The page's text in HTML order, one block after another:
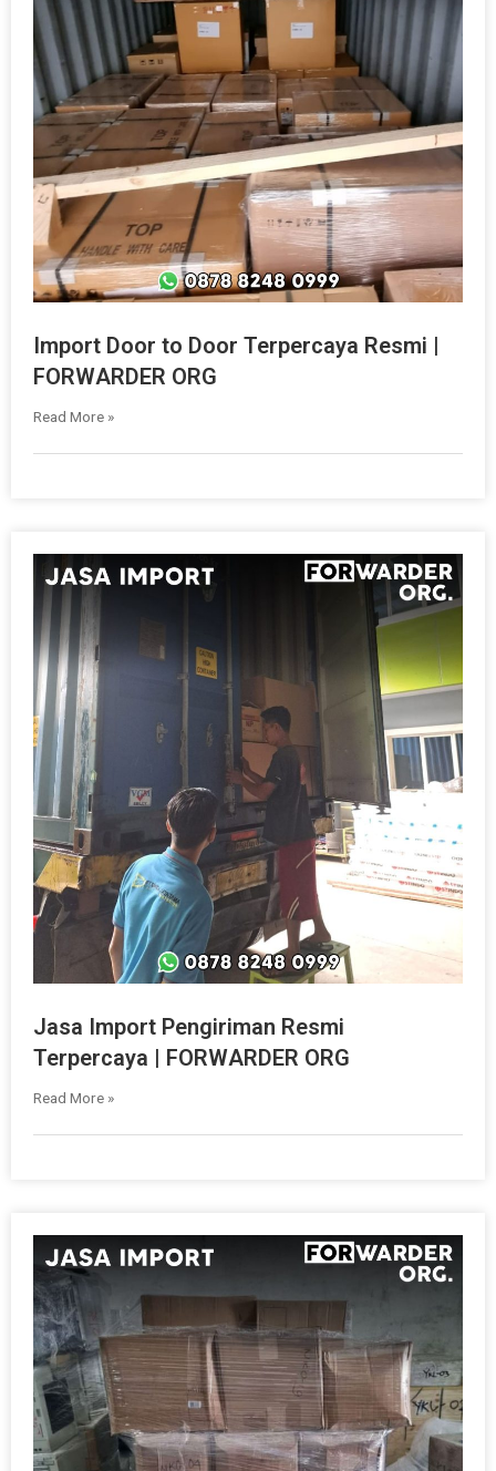
Import Door to Door Terpercaya Resmi |
FORWARDER ORG
Read More »
Jasa Import Pengiriman Resmi
Terpercaya | FORWARDER ORG
Read More »